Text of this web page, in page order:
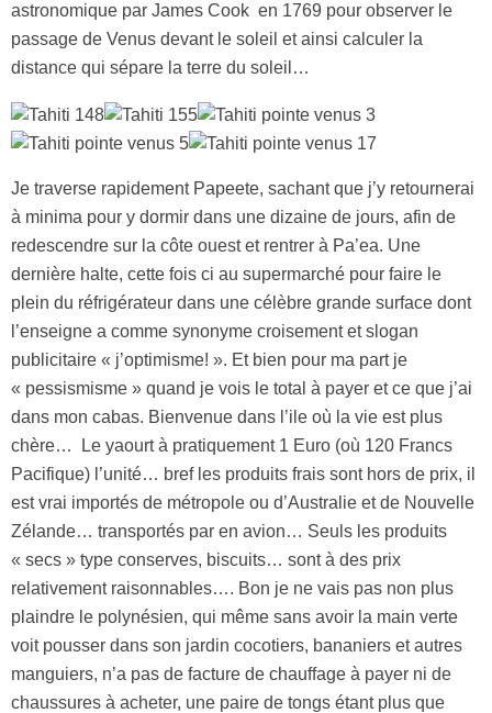
astronomique par James Cook en 1769 pour observer le
passage de Venus devant le soleil et ainsi calculer la
distance qui sépare la terre du soleil…
Je traverse rapidement Papeete, sachant que j’y retournerai
à minima pour y dormir dans une dizaine de jours, afin de
redescendre sur la côte ouest et rentrer à Pa’ea. Une
dernière halte, cette fois ci au supermarché pour faire le
plein du réfrigérateur dans une célèbre grande surface dont
l’enseigne a comme synonyme croisement et slogan
publicitaire « j’optimisme! ». Et bien pour ma part je
« pessismisme » quand je vois le total à payer et ce que j’ai
dans mon cabas. Bienvenue dans l’ile où la vie est plus
chère… Le yaourt à pratiquement 1 Euro (où 120 Francs
Pacifique) l’unité… bref les produits frais sont hors de prix, il
est vrai importés de métropole ou d’Australie et de Nouvelle
Zélande… transportés par en avion… Seuls les produits
« secs » type conserves, biscuits… sont à des prix
relativement raisonnables…. Bon je ne vais pas non plus
plaindre le polynésien, qui même sans avoir la main verte
voit pousser dans son jardin cocotiers, bananiers et autres
manguiers, n’a pas de facture de chauffage à payer ni de
chaussures à acheter, une paire de tongs étant plus que